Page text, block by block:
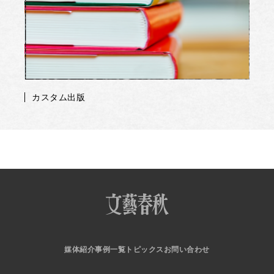
カスタム出版
媒体紹介事例一覧 トピックス お問い合わせ